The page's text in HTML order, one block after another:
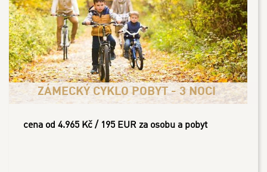
ZÁMECKÝ CYKLO POBYT - 3 NOCI
cena od 4.965 Kč / 195 EUR za osobu a pobyt